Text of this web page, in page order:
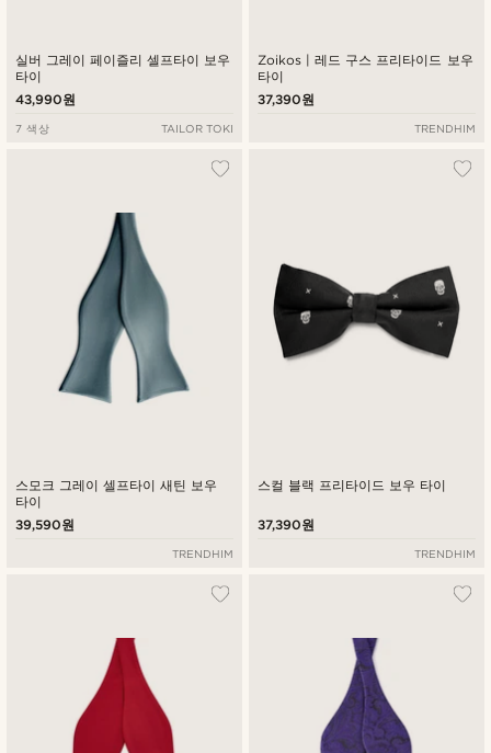
실버 그레이 페이즐리 셀프타이 보우
타이
43,990원
7 색상 TAILOR TOKI
Zoikos | 레드 구스 프리타이드 보우
타이
37,390원
TRENDHIM
스모크 그레이 셀프타이 새틴 보우
타이
39,590원
TRENDHIM
스컬 블랙 프리타이드 보우 타이
37,390원
TRENDHIM